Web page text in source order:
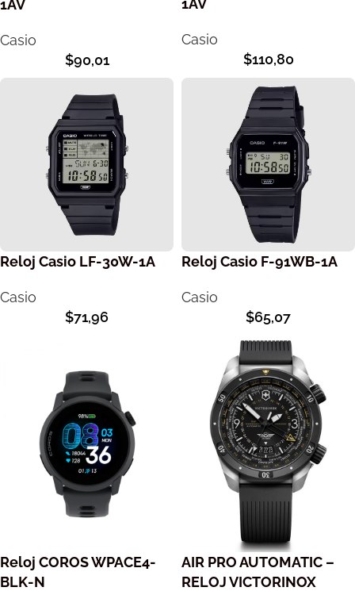
1AV
Casio
$90,01
1AV
Casio
$110,80
Reloj Casio LF-30W-1A
Casio
$71,96
Reloj Casio F-91WB-1A
Casio
$65,07
Reloj COROS WPACE4-
BLK-N
AIR PRO AUTOMATIC –
RELOJ VICTORINOX